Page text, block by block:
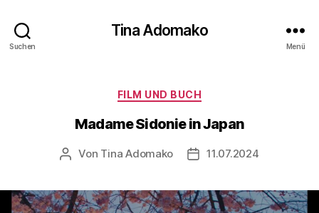
Suchen
Tina Adomako
Menü
Kategorien
FILM UND BUCH
Madame Sidonie in Japan
Beitragsautor
Von Tina Adomako Veröffentlichungsdatum
11.07.2024